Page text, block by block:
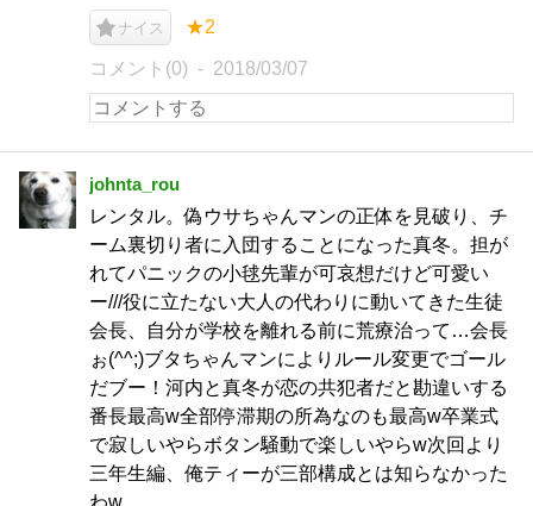
ナイス ★2
コメント(0) 2018/03/07
johnta_rou
レンタル。偽ウサちゃんマンの正体を見破り、チ
ーム裏切り者に入団することになった真冬。担が
れてパニックの小毬先輩が可哀想だけど可愛い
ー///役に立たない大人の代わりに動いてきた生徒
会長、自分が学校を離れる前に荒療治って…会長
ぉ(^^;)ブタちゃんマンによりルール変更でゴール
だブー！河内と真冬が恋の共犯者だと勘違いする
番長最高w全部停滞期の所為なのも最高w卒業式
で寂しいやらボタン騒動で楽しいやらw次回より
三年生編、俺ティーが三部構成とは知らなかった
わw